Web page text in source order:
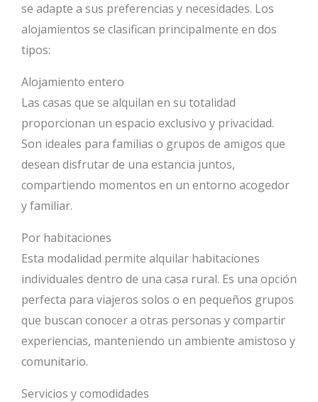
se adapte a sus preferencias y necesidades. Los
alojamientos se clasifican principalmente en dos
tipos:
Alojamiento entero
Las casas que se alquilan en su totalidad
proporcionan un espacio exclusivo y privacidad.
Son ideales para familias o grupos de amigos que
desean disfrutar de una estancia juntos,
compartiendo momentos en un entorno acogedor
y familiar.
Por habitaciones
Esta modalidad permite alquilar habitaciones
individuales dentro de una casa rural. Es una opción
perfecta para viajeros solos o en pequeños grupos
que buscan conocer a otras personas y compartir
experiencias, manteniendo un ambiente amistoso y
comunitario.
Servicios y comodidades